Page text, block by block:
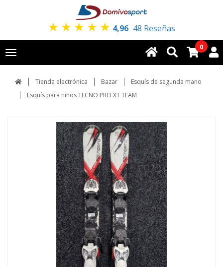
★ ★ ★ ★ ★ 4,96 48 Reseñas
Toggle
navigation
0
Tienda electrónica Bazar
Esquís de segunda mano
Esquís para niños TECNO PRO XT TEAM